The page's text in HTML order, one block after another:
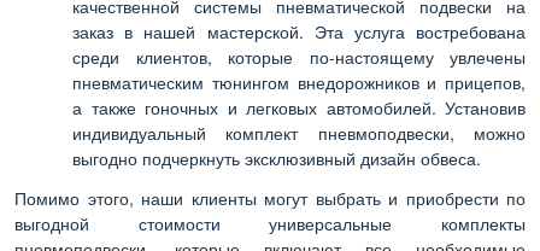
качественной системы пневматической подвески на
заказ в нашей мастерской. Эта услуга востребована
среди клиентов, которые по-настоящему увлечены
пневматическим тюнингом внедорожников и прицепов,
а также гоночных и легковых автомобилей. Установив
индивидуальный комплект пневмоподвески, можно
выгодно подчеркнуть эксклюзивный дизайн обвеса.
Помимо этого, наши клиенты могут выбрать и приобрести по
выгодной стоимости универсальные комплекты